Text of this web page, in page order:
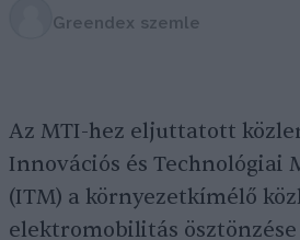
Greendex szemle
Az MTI-hez eljuttatott
Innovációs és Technológiai
(ITM) a környezetkímélő
elektromobilitás